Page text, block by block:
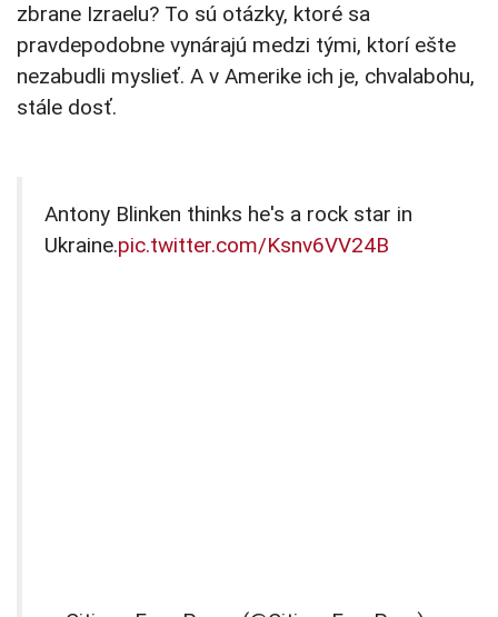
zbrane Izraelu? To sú otázky, ktoré sa
pravdepodobne vynárajú medzi tými, ktorí ešte
nezabudli myslieť. A v Amerike ich je, chvalabohu,
stále dosť.
Antony Blinken thinks he's a rock star in
Ukraine.pic.twitter.com/Ksnv6VV24B